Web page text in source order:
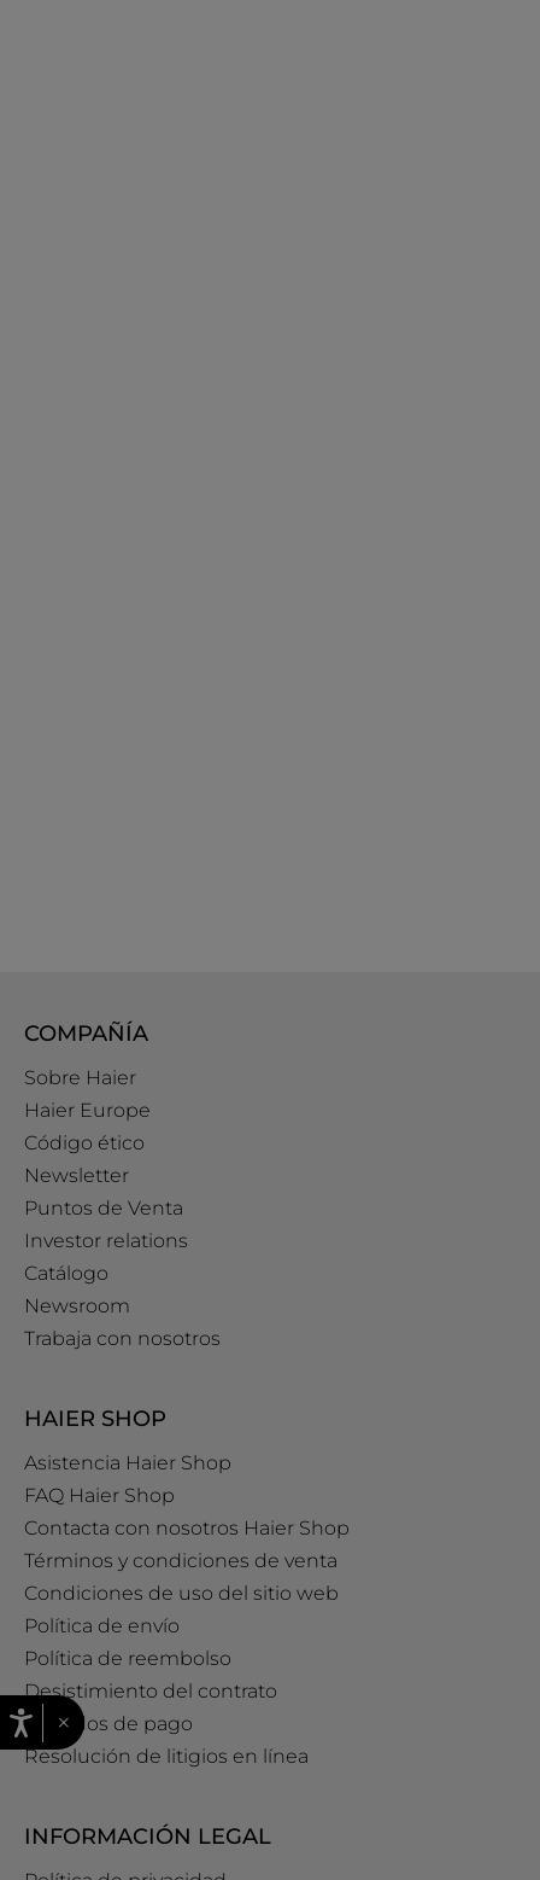
COMPAÑÍA
Sobre Haier
Haier Europe
Código ético
Newsletter
Puntos de Venta
Investor relations
Catálogo
Newsroom
Trabaja con nosotros
HAIER SHOP
Asistencia Haier Shop
FAQ Haier Shop
Contacta con nosotros Haier Shop
Términos y condiciones de venta
Condiciones de uso del sitio web
Política de envío
Política de reembolso
Desistimiento del contrato
Métodos de pago
Resolución de litigios en línea
INFORMACIÓN LEGAL
×